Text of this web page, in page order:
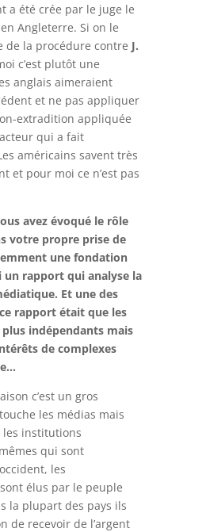
a été crée par le juge le
Angleterre. Si on le
de la procédure contre J.
c’est plutôt une
anglais aimeraient
et ne pas appliquer
extradition appliquée
qui a fait
américains savent très
et pour moi ce n’est pas
avez évoqué le rôle
votre propre prise de
une fondation
un rapport qui analyse la
Et une des
rapport était que les
indépendants mais
de complexes
c’est un gros
les médias mais
les institutions
qui sont
les
élus par le peuple
la plupart des pays ils
de recevoir de l’argent